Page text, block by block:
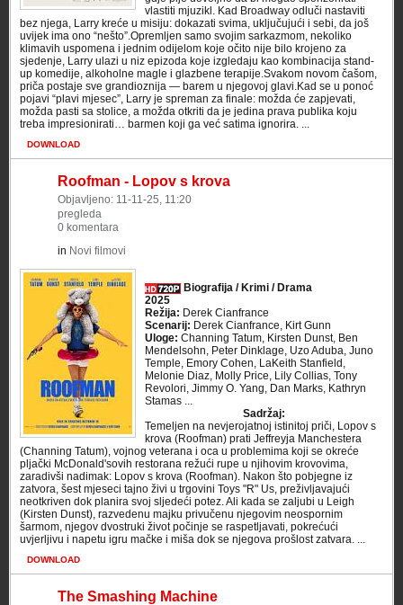
vlastiti mjuzikl. Kad Broadway odluči nastaviti
bez njega, Larry kreće u misiju: dokazati svima, uključujući i sebi, da još
uvijek ima ono “nešto”.Opremljen samo svojim sarkazmom, nekoliko
klimavih uspomena i jednim odijelom koje očito nije bilo krojeno za
sjedenje, Larry ulazi u niz epizoda koje izgledaju kao kombinacija stand-
up komedije, alkoholne magle i glazbene terapije.Svakom novom čašom,
priča postaje sve grandioznija — barem u njegovoj glavi.Kad se u ponoć
pojavi “plavi mjesec”, Larry je spreman za finale: možda će zapjevati,
možda pasti sa stolice, a možda otkriti da je jedina prava publika koju
treba impresionirati… barmen koji ga već satima ignorira. ...
DOWNLOAD
Roofman - Lopov s krova
Objavljeno: 11-11-25, 11:20
pregleda
0 komentara
in Novi filmovi
Biografija / Krimi / Drama
2025
Režija: Derek Cianfrance
Scenarij: Derek Cianfrance, Kirt Gunn
Uloge: Channing Tatum, Kirsten Dunst, Ben
Mendelsohn, Peter Dinklage, Uzo Aduba, Juno
Temple, Emory Cohen, LaKeith Stanfield,
Melonie Diaz, Molly Price, Lily Collias, Tony
Revolori, Jimmy O. Yang, Dan Marks, Kathryn
Stamas ...
Sadržaj:
Temeljen na nevjerojatnoj istinitoj priči, Lopov s
krova (Roofman) prati Jeffreyja Manchestera
(Channing Tatum), vojnog veterana i oca u problemima koji se okreće
pljački McDonald'sovih restorana režući rupe u njihovim krovovima,
zaradivši nadimak: Lopov s krova (Roofman). Nakon što pobjegne iz
zatvora, šest mjeseci tajno živi u trgovini Toys "R" Us, preživljavajući
neotkriven dok planira svoj sljedeći potez. Ali kada se zaljubi u Leigh
(Kirsten Dunst), razvedenu majku privučenu njegovim neospornim
šarmom, njegov dvostruki život počinje se raspetljavati, pokrećući
uvjerljivu i napetu igru mačke i miša dok se njegova prošlost zatvara. ...
DOWNLOAD
The Smashing Machine